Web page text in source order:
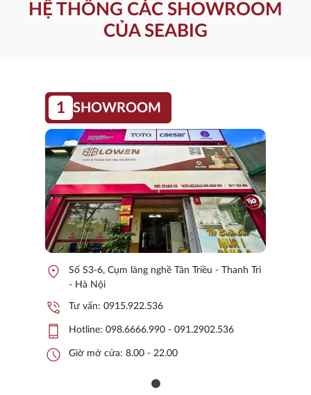
HỆ THỐNG CÁC SHOWROOM
CỦA SEABIG
1 SHOWROOM
location_on
Số S3-6, Cụm làng nghề Tân Triều - Thanh Trì
- Hà Nội
phone_in_talk Tư vấn: 0915.922.536
phone_iphone Hotline: 098.6666.990 - 091.2902.536
schedule Giờ mở cửa: 8.00 - 22.00